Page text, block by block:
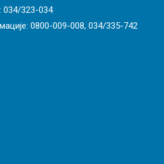
034/323-034
0800-009-008, 034/335-742